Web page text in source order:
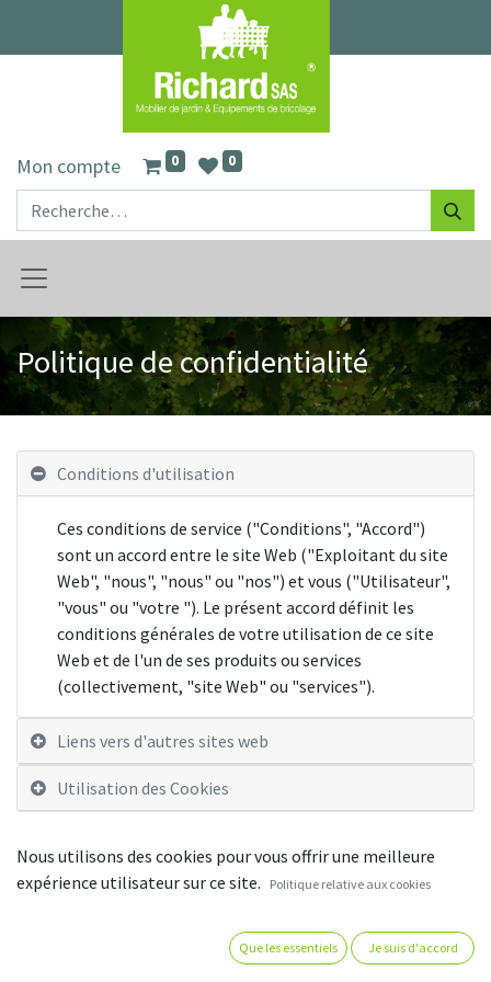
Mon compte 0 0
Politique de confidentialité
Conditions d'utilisation
Ces conditions de service ("Conditions", "Accord")
sont un accord entre le site Web ("Exploitant du site
Web", "nous", "nous" ou "nos") et vous ("Utilisateur",
"vous" ou "votre "). Le présent accord définit les
conditions générales de votre utilisation de ce site
Web et de l'un de ses produits ou services
(collectivement, "site Web" ou "services").
Liens vers d'autres sites web
Utilisation des Cookies
Nous utilisons des cookies pour vous offrir une meilleure
expérience utilisateur sur ce site.
Politique relative aux cookies
Que les essentiels Je suis d'accord